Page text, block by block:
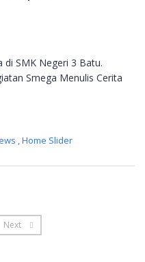
di SMK Negeri 3 Batu.
Smega Menulis Cerita
,Home Slider
Next